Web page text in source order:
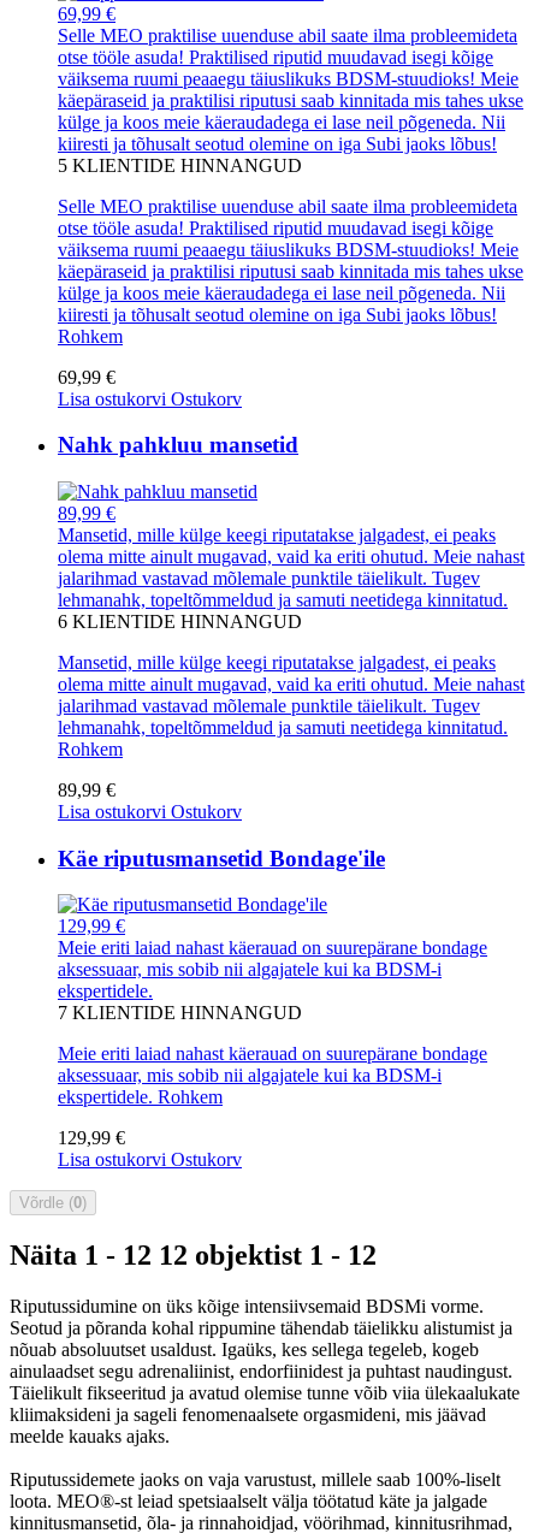
69,99 €
Selle MEO praktilise uuenduse abil saate ilma probleemideta
otse tööle asuda! Praktilised riputid muudavad isegi kõige
väiksema ruumi peaaegu täiuslikuks BDSM-stuudioks! Meie
käepäraseid ja praktilisi riputusi saab kinnitada mis tahes ukse
külge ja koos meie käeraudadega ei lase neil põgeneda. Nii
kiiresti ja tõhusalt seotud olemine on iga Subi jaoks lõbus!
5 KLIENTIDE HINNANGUD
Selle MEO praktilise uuenduse abil saate ilma probleemideta
otse tööle asuda! Praktilised riputid muudavad isegi kõige
väiksema ruumi peaaegu täiuslikuks BDSM-stuudioks! Meie
käepäraseid ja praktilisi riputusi saab kinnitada mis tahes ukse
külge ja koos meie käeraudadega ei lase neil põgeneda. Nii
kiiresti ja tõhusalt seotud olemine on iga Subi jaoks lõbus!
Rohkem
69,99 €
Lisa ostukorvi Ostukorv
Nahk pahkluu mansetid
89,99 €
Mansetid, mille külge keegi riputatakse jalgadest, ei peaks
olema mitte ainult mugavad, vaid ka eriti ohutud. Meie nahast
jalarihmad vastavad mõlemale punktile täielikult. Tugev
lehmanahk, topeltõmmeldud ja samuti neetidega kinnitatud.
6 KLIENTIDE HINNANGUD
Mansetid, mille külge keegi riputatakse jalgadest, ei peaks
olema mitte ainult mugavad, vaid ka eriti ohutud. Meie nahast
jalarihmad vastavad mõlemale punktile täielikult. Tugev
lehmanahk, topeltõmmeldud ja samuti neetidega kinnitatud.
Rohkem
89,99 €
Lisa ostukorvi Ostukorv
Käe riputusmansetid Bondage'ile
129,99 €
Meie eriti laiad nahast käerauad on suurepärane bondage
aksessuaar, mis sobib nii algajatele kui ka BDSM-i
ekspertidele.
7 KLIENTIDE HINNANGUD
Meie eriti laiad nahast käerauad on suurepärane bondage
aksessuaar, mis sobib nii algajatele kui ka BDSM-i
ekspertidele. Rohkem
129,99 €
Lisa ostukorvi Ostukorv
Võrdle (0)
Näita 1 - 12 12 objektist 1 - 12
Riputussidumine on üks kõige intensiivsemaid BDSMi vorme.
Seotud ja põranda kohal rippumine tähendab täielikku alistumist ja
nõuab absoluutset usaldust. Igaüks, kes sellega tegeleb, kogeb
ainulaadset segu adrenaliinist, endorfiinidest ja puhtast naudingust.
Täielikult fikseeritud ja avatud olemise tunne võib viia ülekaalukate
kliimaksideni ja sageli fenomenaalsete orgasmideni, mis jäävad
meelde kauaks ajaks.
Riputussidemete jaoks on vaja varustust, millele saab 100%-liselt
loota. MEO®-st leiad spetsiaalselt välja töötatud käte ja jalgade
kinnitusmansetid, õla- ja rinnahoidjad, vöörihmad, kinnitusrihmad,